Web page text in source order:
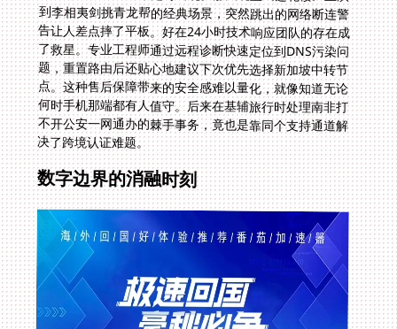
决了跨境认证难题。
数字边界的消融时刻